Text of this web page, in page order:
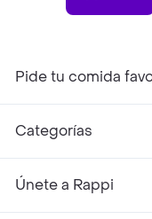
Pide tu comida
Categorías
Únete a Rappi